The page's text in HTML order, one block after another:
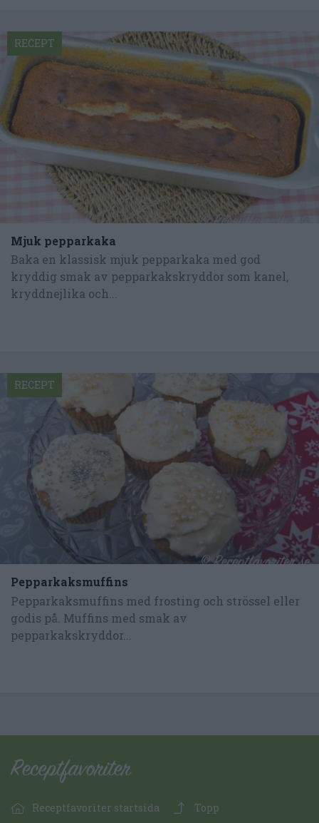
Mjuk pepparkaka
Baka en klassisk mjuk pepparkaka med god
kryddig smak av pepparkakskryddor som kanel,
kryddnejlika och...
RECEPT
Pepparkaksmuffins
Pepparkaksmuffins med frosting och strössel eller
godis på. Muffins med smak av
pepparkakskryddor...
RECEPT
Receptfavoriter startsida Topp